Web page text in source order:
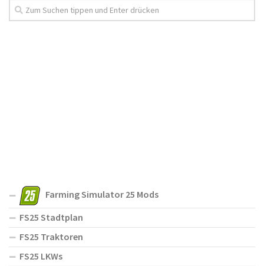
Farming Simulator 25 Mods
FS25 Stadtplan
FS25 Traktoren
FS25 LKWs